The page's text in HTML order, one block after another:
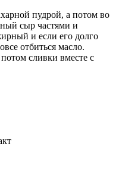
пудрой, а потом во
сыр частями и
и если его долго
отбиться масло.
сливки вместе с